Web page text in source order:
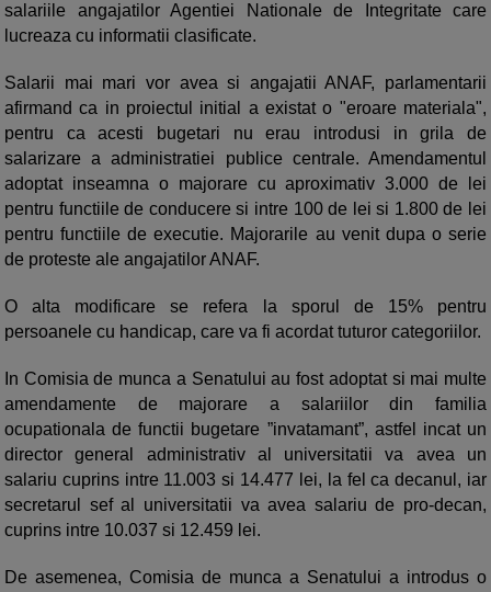
salariile angajatilor Agentiei Nationale de Integritate care
lucreaza cu informatii clasificate.
Salarii mai mari vor avea si angajatii ANAF, parlamentarii
afirmand ca in proiectul initial a existat o "eroare materiala",
pentru ca acesti bugetari nu erau introdusi in grila de
salarizare a administratiei publice centrale. Amendamentul
adoptat inseamna o majorare cu aproximativ 3.000 de lei
pentru functiile de conducere si intre 100 de lei si 1.800 de lei
pentru functiile de executie. Majorarile au venit dupa o serie
de proteste ale angajatilor ANAF.
O alta modificare se refera la sporul de 15% pentru
persoanele cu handicap, care va fi acordat tuturor categoriilor.
In Comisia de munca a Senatului au fost adoptat si mai multe
amendamente de majorare a salariilor din familia
ocupationala de functii bugetare ”invatamant”, astfel incat un
director general administrativ al universitatii va avea un
salariu cuprins intre 11.003 si 14.477 lei, la fel ca decanul, iar
secretarul sef al universitatii va avea salariu de pro-decan,
cuprins intre 10.037 si 12.459 lei.
De asemenea, Comisia de munca a Senatului a introdus o